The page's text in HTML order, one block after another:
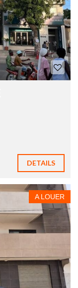
DETAILS
A LOUER